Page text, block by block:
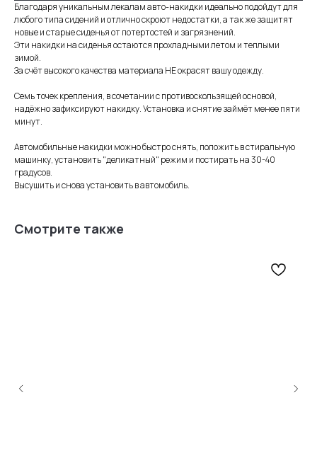
Благодаря уникальным лекалам авто-накидки идеально подойдут для
любого типа сидений и отлично скроют недостатки, а так же защитят
новые и старые сиденья от потертостей и загрязнений.
Эти накидки на сиденья остаются прохладными летом и теплыми
зимой.
За счёт высокого качества материала НЕ окрасят вашу одежду.
Семь точек крепления, в сочетании с противоскользящей основой,
надёжно зафиксируют накидку. Установка и снятие займёт менее пяти
минут.
Автомобильные накидки можно быстро снять, положить в стиральную
машинку, установить "деликатный" режим и постирать на 30-40
градусов.
Высушить и снова установить в автомобиль.
Смотрите также
Информация
для покупателей
Нам доверяют